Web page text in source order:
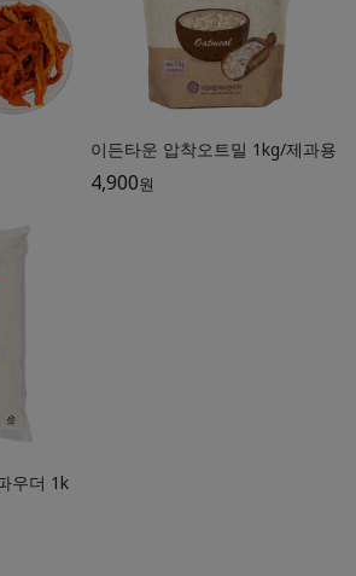
이든타운 압착오트밀 1kg/제과용
4,900원
우더 1k